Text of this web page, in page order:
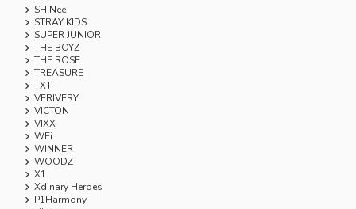
SHINee
STRAY KIDS
SUPER JUNIOR
THE BOYZ
THE ROSE
TREASURE
TXT
VERIVERY
VICTON
VIXX
WEi
WINNER
WOODZ
X1
Xdinary Heroes
P1Harmony